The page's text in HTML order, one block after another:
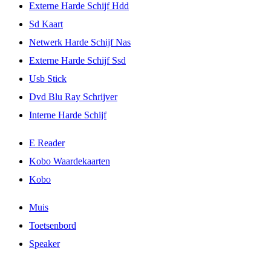
Externe Harde Schijf Hdd
Sd Kaart
Netwerk Harde Schijf Nas
Externe Harde Schijf Ssd
Usb Stick
Dvd Blu Ray Schrijver
Interne Harde Schijf
E Reader
Kobo Waardekaarten
Kobo
Muis
Toetsenbord
Speaker